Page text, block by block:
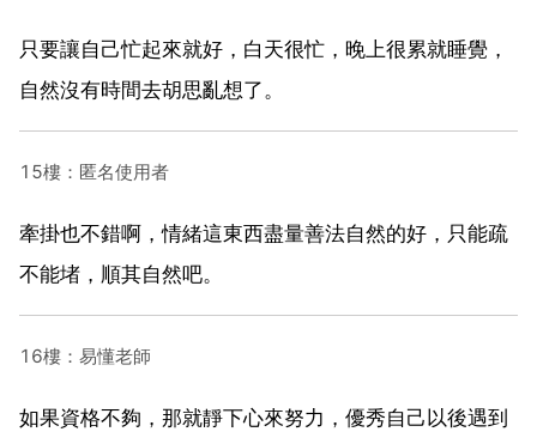
只要讓自己忙起來就好，白天很忙，晚上很累就睡覺，
自然沒有時間去胡思亂想了。
15樓：匿名使用者
牽掛也不錯啊，情緒這東西盡量善法自然的好，只能疏
不能堵，順其自然吧。
16樓：易懂老師
如果資格不夠，那就靜下心來努力，優秀自己以後遇到